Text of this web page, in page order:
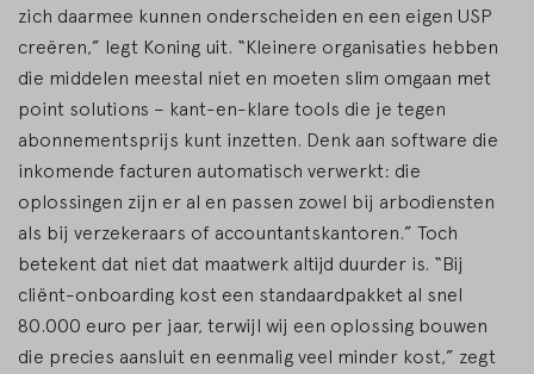
zich daarmee kunnen onderscheiden en een eigen USP
creëren,” legt Koning uit. “Kleinere organisaties hebben
die middelen meestal niet en moeten slim omgaan met
point solutions – kant-en-klare tools die je tegen
abonnementsprijs kunt inzetten. Denk aan software die
inkomende facturen automatisch verwerkt: die
oplossingen zijn er al en passen zowel bij arbodiensten
als bij verzekeraars of accountantskantoren.” Toch
betekent dat niet dat maatwerk altijd duurder is. “Bij
cliënt-onboarding kost een standaardpakket al snel
80.000 euro per jaar, terwijl wij een oplossing bouwen
die precies aansluit en eenmalig veel minder kost,” zegt